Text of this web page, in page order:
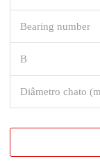
Bearing number
B
Diâmetro chato